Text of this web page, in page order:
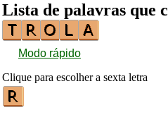
Lista de palavras que
Modo rápido
Clique para escolher a sexta letra